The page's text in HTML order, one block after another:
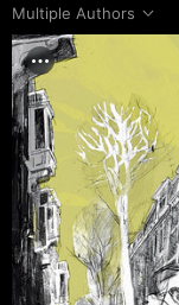
Multiple Authors